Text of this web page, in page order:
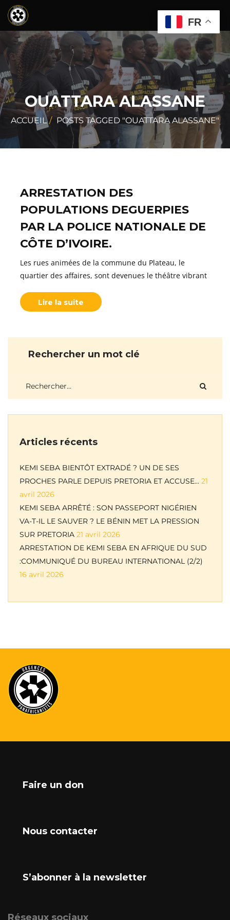
OUATTARA ALASSANE
ACCUEIL POSTS TAGGED "OUATTARA ALASSANE"
ARRESTATION DES
POPULATIONS DEGUERPIES
PAR LA POLICE NATIONALE DE
CÔTE D’IVOIRE.
Les rues animées de la commune du Plateau, le
quartier des affaires, sont devenues le théâtre vibrant
Lire la suite
Rechercher un mot clé
Articles récents
KEMI SEBA BIENTÔT EXTRADÉ ? UN DE SES
PROCHES PARLE DEPUIS PRETORIA ET ACCUSE… 21
avril 2026
KEMI SEBA ARRÊTÉ : SON PASSEPORT NIGÉRIEN
VA-T-IL LE SAUVER ? LE BÉNIN MET LA PRESSION
SUR PRETORIA 21 avril 2026
ARRESTATION DE KEMI SEBA EN AFRIQUE DU SUD
:COMMUNIQUÉ DU BUREAU INTERNATIONAL (2/2)
16 avril 2026
Faire un don
Nous contacter
S’abonner à la newsletter
Réseaux sociaux
FR